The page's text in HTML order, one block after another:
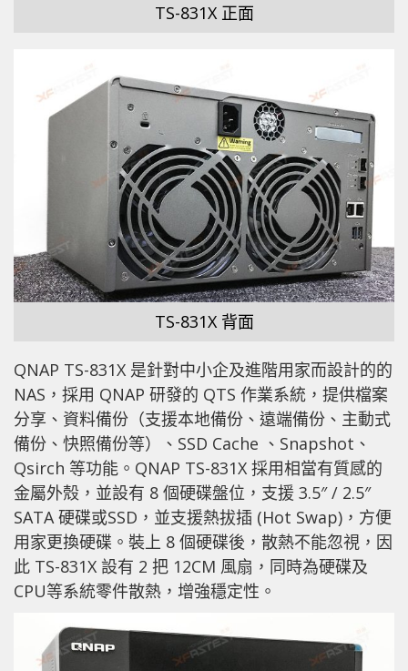
TS-831X 正面
TS-831X 背面
QNAP TS-831X 是針對中小企及進階用家而設計的的
NAS，採用 QNAP 研發的 QTS 作業系統，提供檔案
分享、資料備份（支援本地備份、遠端備份、主動式
備份、快照備份等）、SSD Cache 、Snapshot、
Qsirch 等功能。QNAP TS-831X 採用相當有質感的
金屬外殼，並設有 8 個硬碟盤位，支援 3.5″ / 2.5″
SATA 硬碟或SSD，並支援熱拔插 (Hot Swap)，方便
用家更換硬碟。裝上 8 個硬碟後，散熱不能忽視，因
此 TS-831X 設有 2 把 12CM 風扇，同時為硬碟及
CPU等系統零件散熱，增強穩定性。